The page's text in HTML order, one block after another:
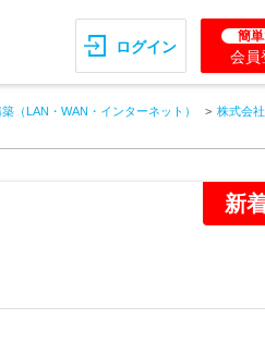
ログイン
簡
会員
（LAN・WAN・インターネット）
株式会
新